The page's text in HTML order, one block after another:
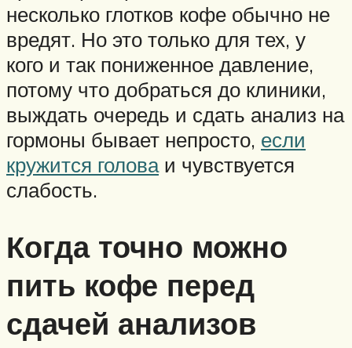
несколько глотков кофе обычно не
вредят. Но это только для тех, у
кого и так пониженное давление,
потому что добраться до клиники,
выждать очередь и сдать анализ на
гормоны бывает непросто, если
кружится головаи чувствуется
слабость.
Когда точно можно
пить кофе перед
сдачей анализов